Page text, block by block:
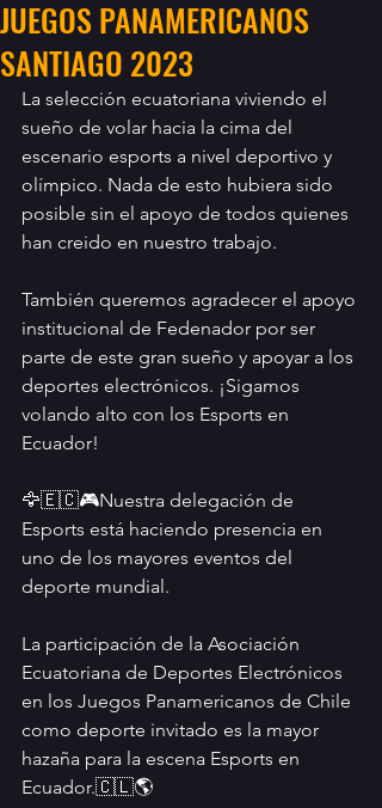
JUEGOS PANAMERICANOS
SANTIAGO 2023
La selección ecuatoriana viviendo el
sueño de volar hacia la cima del
escenario esports a nivel deportivo y
olímpico. Nada de esto hubiera sido
posible sin el apoyo de todos quienes
han creido en nuestro trabajo.
También queremos agradecer el apoyo
institucional de Fedenador por ser
parte de este gran sueño y apoyar a los
deportes electrónicos. ¡Sigamos
volando alto con los Esports en
Ecuador!
🦅🇪🇨🎮Nuestra delegación de
Esports está haciendo presencia en
uno de los mayores eventos del
deporte mundial.
La participación de la Asociación
Ecuatoriana de Deportes Electrónicos
en los Juegos Panamericanos de Chile
como deporte invitado es la mayor
hazaña para la escena Esports en
Ecuador.🇨🇱🌎